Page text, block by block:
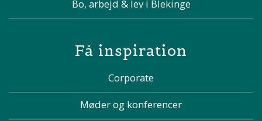
Bo, arbejd & lev i Blekinge
Få inspiration
Corporate
Møder og konferencer